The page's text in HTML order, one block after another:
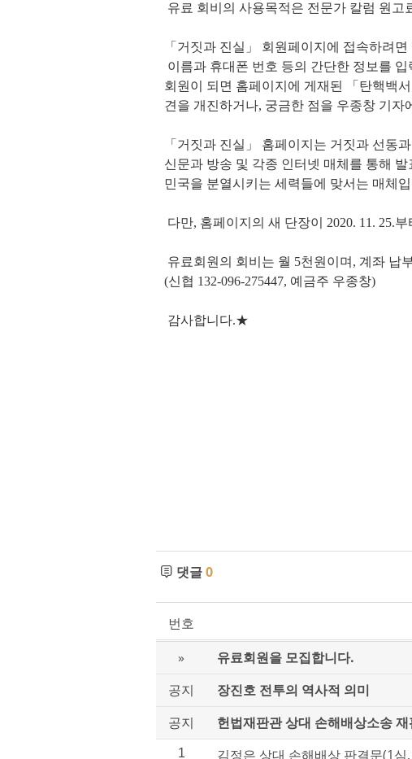
유료 회비의 사용목적은 전문가 칼럼 원
「거짓과 진실」 회원페이지에 접속하려
이름과 휴대폰 번호 등의 간단한 정보를
회원이 되면 홈페이지에 게재된 「탄핵백
견을 개진하거나, 궁금한 점을 우종창 기자
「거짓과 진실」 홈페이지는 거짓과 선동
신문과 방송 및 각종 인터넷 매체를 통해
민국을 분열시키는 세력들에 맞서는 매체
다만, 홈페이지의 새 단장이 2020. 11. 25.
유료회원의 회비는 월 5천원이며, 계좌 납
(신협 132-096-275447, 예금주 우종창)
감사합니다.★
댓글0
번호
»
유료회원을 모집합니다.
공지 장진호 전투의 역사적 의미
공지 헌법재판관 상대 손해배상소송
1 김정은 상대 손해배상 판결문(1